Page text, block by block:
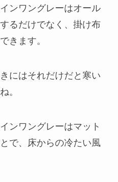
ンワングレーはオール
るだけでなく、掛け布
きます。
にはそれだけだと寒い
。
ンワングレーはマット
で、床からの冷たい風